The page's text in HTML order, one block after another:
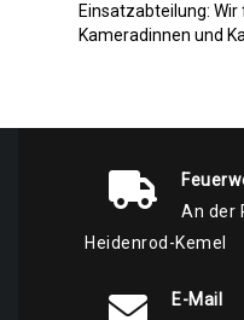
Einsatzabteilung:
Kameradinnen und
An der
Heidenrod-Kemel
E-Mail